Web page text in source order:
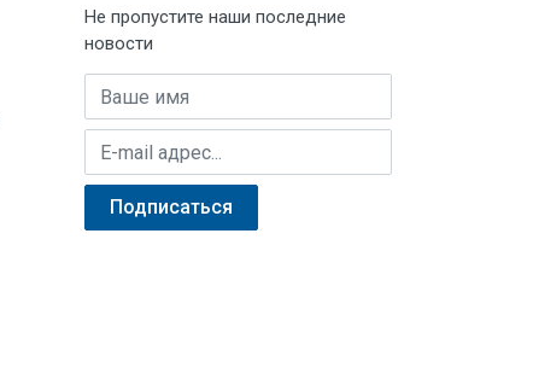
Не пропустите наши последние
новости
Имя
E-mail адрес
Подписаться